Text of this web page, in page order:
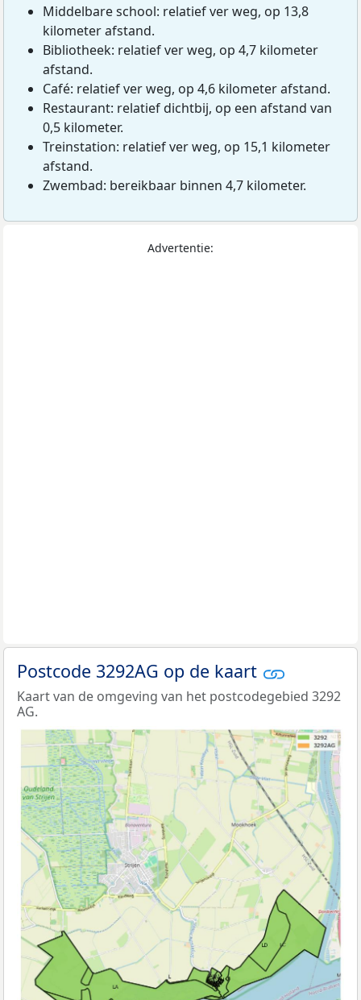
Middelbare school: relatief ver weg, op 13,8
kilometer afstand.
Bibliotheek: relatief ver weg, op 4,7 kilometer
afstand.
Café: relatief ver weg, op 4,6 kilometer afstand.
Restaurant: relatief dichtbij, op een afstand van
0,5 kilometer.
Treinstation: relatief ver weg, op 15,1 kilometer
afstand.
Zwembad: bereikbaar binnen 4,7 kilometer.
Advertentie:
Postcode 3292AG op de kaart
Kaart van de omgeving van het postcodegebied 3292
AG.